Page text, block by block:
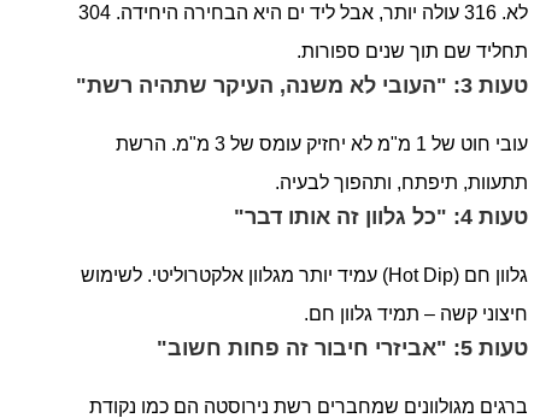
לא. 316 עולה יותר, אבל ליד ים היא הבחירה היחידה. 304
תחליד שם תוך שנים ספורות.
טעות 3: "העובי לא משנה, העיקר שתהיה רשת"
עובי חוט של 1 מ"מ לא יחזיק עומס של 3 מ"מ. הרשת
תתעוות, תיפתח, ותהפוך לבעיה.
טעות 4: "כל גלוון זה אותו דבר"
גלוון חם (Hot Dip) עמיד יותר מגלוון אלקטרוליטי. לשימוש
חיצוני קשה – תמיד גלוון חם.
טעות 5: "אביזרי חיבור זה פחות חשוב"
ברגים מגולוונים שמחברים רשת נירוסטה הם כמו נקודת